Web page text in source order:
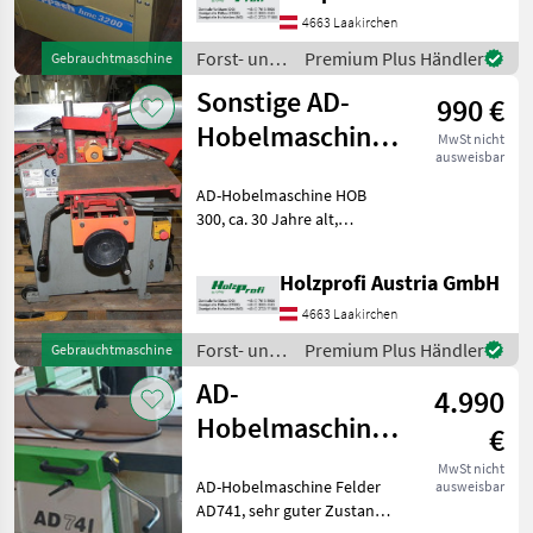
Gebrauchtmaschine
kWPreisänderungen
vorbehalten, Irrtümer,
Druck-
4663 Laakirchen
Forst- und
Holztechnik
/
Scheppach
Premium Plus Händler
Gebrauchtmaschine
Sonstige AD-
Hobelmaschine
HOB300
gebraucht
990 €
MwSt nicht
ausweisbar
AD-Hobelmaschine HOB
300, ca. 30 Jahre alt,
Fahreinrichtung, 4, 5 PS
(S6), 1300 mm Tischlänge,
300 mm Tischbreite, 3 Me
Holzprofi Austria GmbH
4663 Laakirchen
Forst- und
Holztechnik
/ Sonstige
Premium Plus Händler
AD-
Hobelmaschine
gebraucht
4.990
€
MwSt nicht
ausweisbar
AD-Hobelmaschine Felder
AD741, sehr guter Zustand,